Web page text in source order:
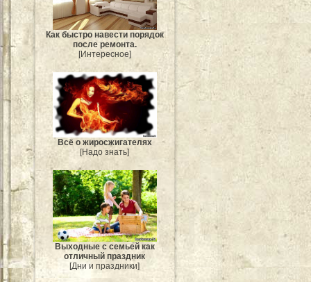
Как быстро навести порядок
после ремонта.
[Интересное]
Всё о жиросжигателях
[Надо знать]
Выходные с семьей как
отличный праздник
[Дни и праздники]